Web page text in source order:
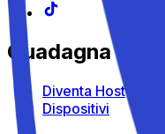
Guadagna con
Diventa Host
Dispositivi